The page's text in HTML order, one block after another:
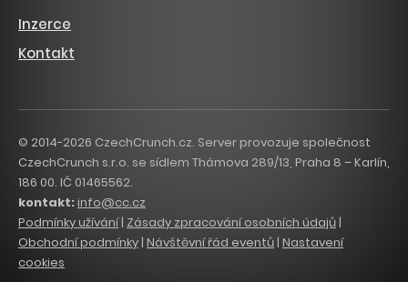
Inzerce
Kontakt
© 2014-2026 CzechCrunch.cz. Server provozuje společnost
CzechCrunch s.r.o. se sídlem Thámova 289/13, Praha 8 – Karlín,
186 00. IČ 01465562.
kontakt:info@cc.cz
Podmínky užívání| Zásady zpracování osobních údajů|
Obchodní podmínky| Návštěvní řád eventů | Nastavení
cookies